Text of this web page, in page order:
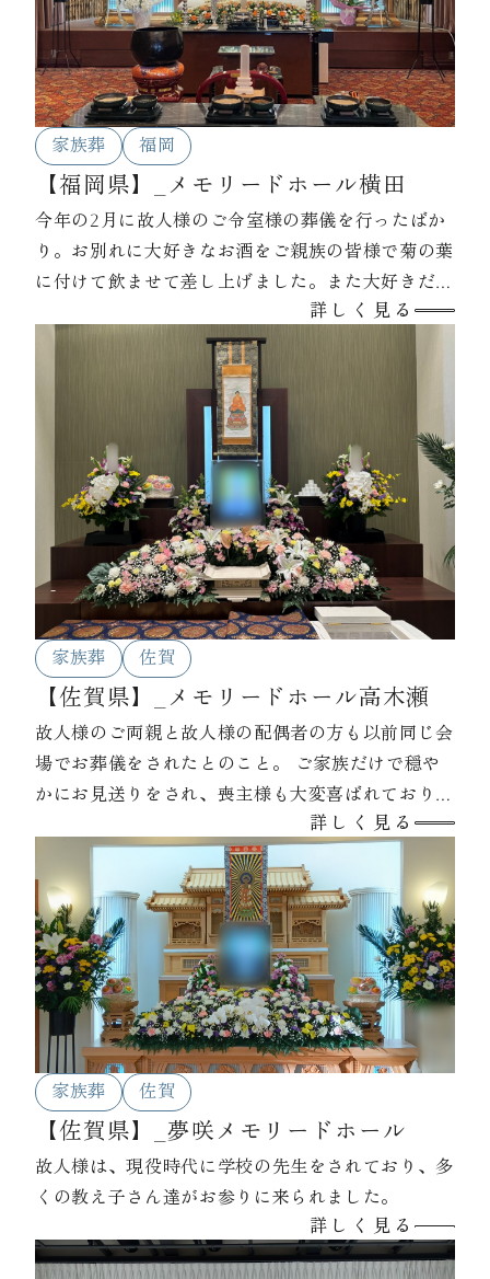
家族葬 福岡
【福岡県】_メモリードホール横田
今年の2月に故人様のご令室様の葬儀を行ったばか
り。お別れに大好きなお酒をご親族の皆様で菊の葉
に付けて飲ませて差し上げました。また大好きだっ
たご令室様とのお写真や家族写真、お孫様からのお
別れの言葉がつづられた色紙等をお棺に入れてお見
詳しく見る
家族葬 佐賀
【佐賀県】_メモリードホール高木瀬
故人様のご両親と故人様の配偶者の方も以前同じ会
場でお葬儀をされたとのこと。 ご家族だけで穏や
かにお見送りをされ、喪主様も大変喜ばれておりま
詳しく見る
家族葬 佐賀
【佐賀県】_夢咲メモリードホール
故人様は、現役時代に学校の先生をされており、多
くの教え子さん達がお参りに来られました。
詳しく見る